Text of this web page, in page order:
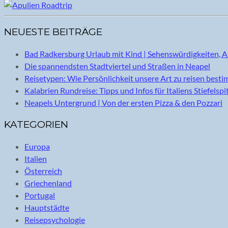
NEUESTE BEITRÄGE
Bad Radkersburg Urlaub mit Kind | Sehenswürdigkeiten,
Die spannendsten Stadtviertel und Straßen in Neapel
Reisetypen: Wie Persönlichkeit unsere Art zu reisen
Kalabrien Rundreise: Tipps und Infos für Italiens
Neapels Untergrund | Von der ersten Pizza & den Pozzari
KATEGORIEN
Europa
Italien
Österreich
Griechenland
Portugal
Hauptstädte
Reisepsychologie